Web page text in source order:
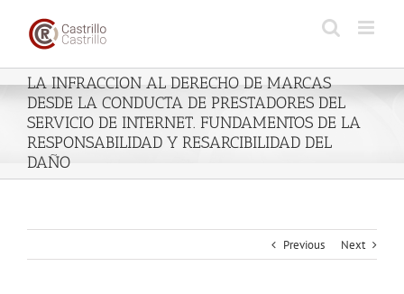
content
LA INFRACCION AL DERECHO DE MARCAS
DESDE LA CONDUCTA DE PRESTADORES DEL
SERVICIO DE INTERNET. FUNDAMENTOS DE LA
RESPONSABILIDAD Y RESARCIBILIDAD DEL
DAÑO
Previous Next